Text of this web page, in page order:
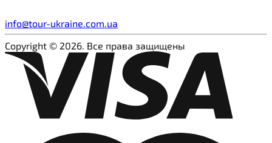
info@tour-ukraine.com.ua
Copyright © 2026. Все права защищены